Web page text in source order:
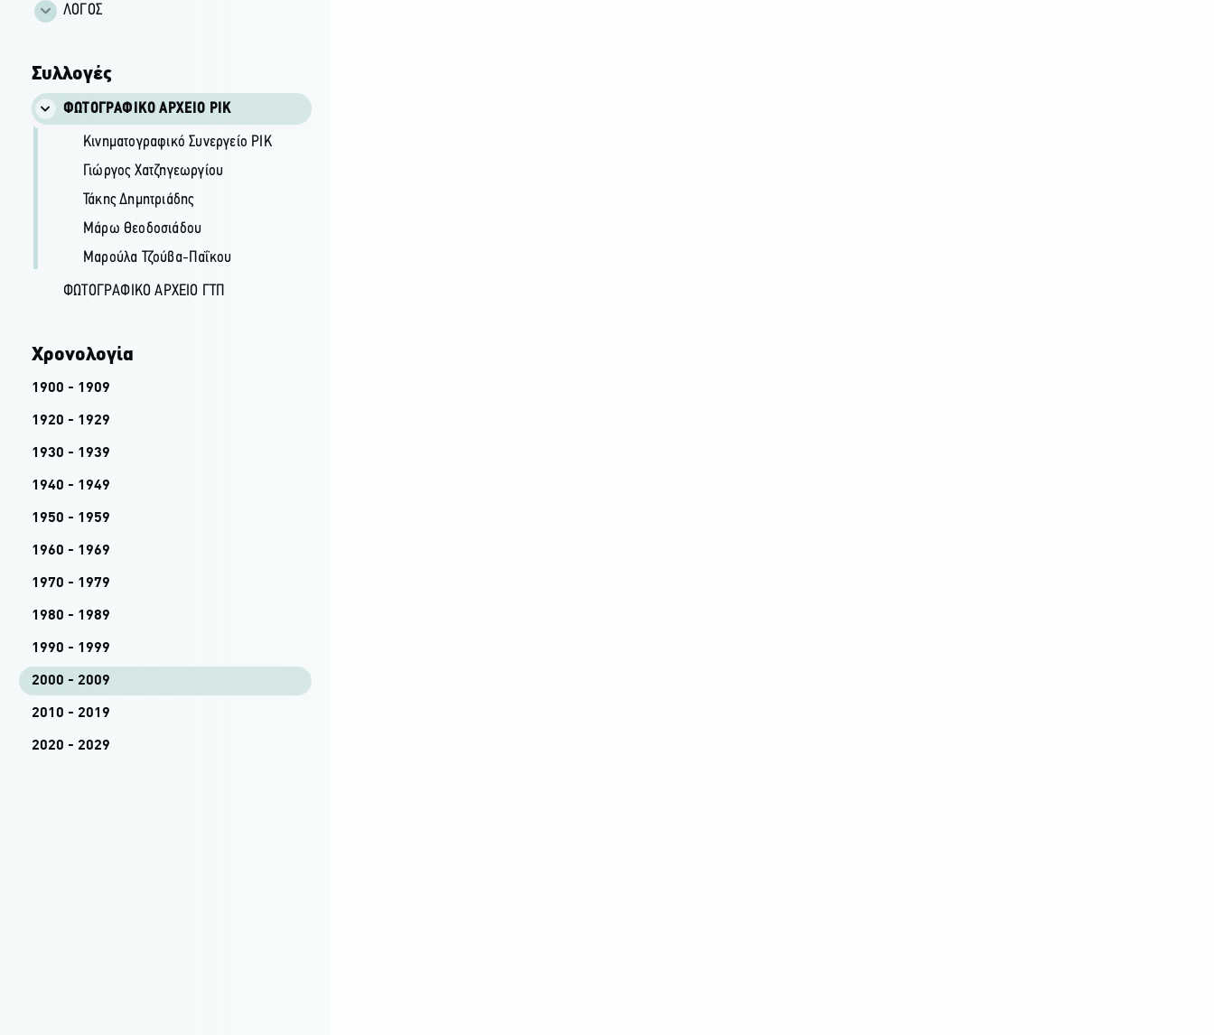
ΛΟΓΟΣ
Συλλογές
ΦΩΤΟΓΡΑΦΙΚΌ ΑΡΧΕΊΟ ΡΙΚ
Κινηματογραφικό Συνεργείο ΡΙΚ
Γιώργος Χατζηγεωργίου
Τάκης Δημητριάδης
Μάρω Θεοδοσιάδου
Μαρούλα Τζούβα-Παΐκου
ΦΩΤΟΓΡΑΦΙΚΌ ΑΡΧΕΊΟ ΓΤΠ
Χρονολογία
1900 - 1909
1920 - 1929
1930 - 1939
1940 - 1949
1950 - 1959
1960 - 1969
1970 - 1979
1980 - 1989
1990 - 1999
2000 - 2009
2010 - 2019
2020 - 2029